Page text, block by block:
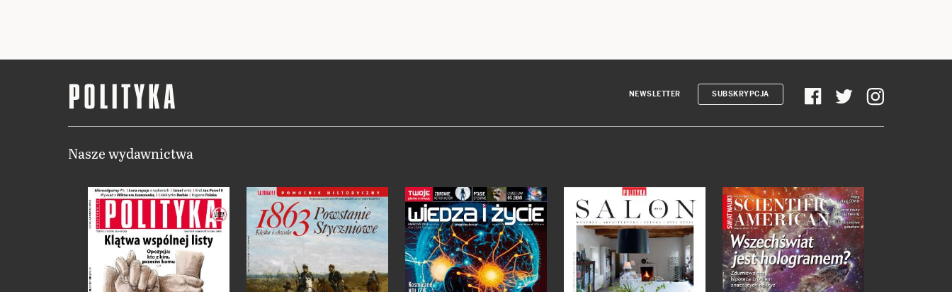
NEWSLETTER SUBSKRYPCJA
Nasze wydawnictwa